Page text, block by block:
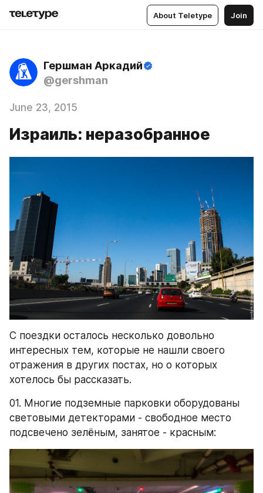
About Teletype Join
Гершман Аркадий
@gershman
June 23, 2015
Израиль: неразобранное
С поездки осталось несколько довольно
интересных тем, которые не нашли своего
отражения в других постах, но о которых
хотелось бы рассказать.
01. Многие подземные парковки оборудованы
световыми детекторами - свободное место
подсвечено зелёным, занятое - красным: